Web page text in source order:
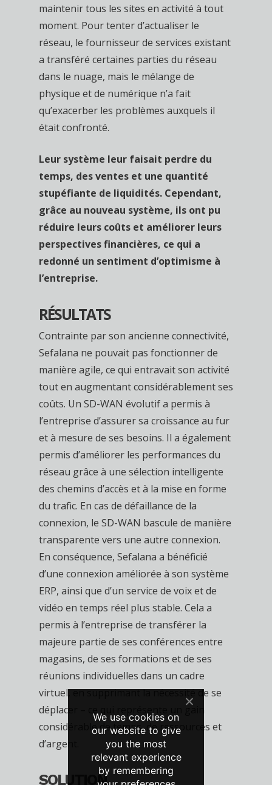
maintenir tous les sites en activité à tout
moment. Pour tenter d’actualiser le
réseau, le fournisseur de services existant
a transféré certaines parties du réseau
dans le nuage, mais le mélange de
physique et de numérique n’a fait
qu’exacerber les problèmes auxquels il
était confronté.
Leur système leur faisait perdre du
temps, des ventes et une quantité
stupéfiante de liquidités. Cependant,
grâce au nouveau système, ils ont pu
réduire leurs coûts et améliorer leurs
perspectives financières, ce qui a
redonné un sentiment d’optimisme à
l’entreprise.
RÉSULTATS
Contrainte par son ancienne connectivité,
Sefalana ne pouvait pas fonctionner de
manière agile, ce qui entravait son activité
tout en augmentant considérablement ses
coûts. Un SD-WAN évolutif a permis à
l’entreprise d’assurer sa croissance au fur
et à mesure de ses besoins. Il a également
permis d’améliorer les performances du
réseau grâce à une sélection intelligente
des chemins d’accès et à la mise en forme
du trafic. En cas de défaillance de la
connexion, le SD-WAN bascule de manière
transparente vers une autre connexion.
En conséquence, Sefalana a bénéficié
d’une connexion améliorée à son système
ERP, ainsi que d’un service de voix et de
vidéo en temps réel plus stable. Cela a
permis à l’entreprise de transférer la
majeure partie de ses conférences entre
magasins, de ses formations et de ses
réunions individuelles dans un cadre
virtuel, en supprimant la nécessité de se
déplacer – ce qui représente un gain
considérable de temps, de ressources et
d’argent.
SOLUTION
We use cookies on
our website to give
you the most
relevant experience
by remembering